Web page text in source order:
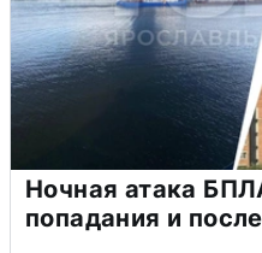
Ночная атака
попадания и